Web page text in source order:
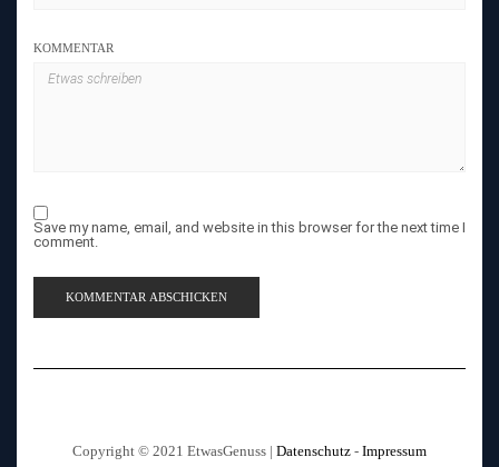
KOMMENTAR
Save my name, email, and website in this browser for the next time I
comment.
Copyright © 2021 EtwasGenuss | Datenschutz - Impressum